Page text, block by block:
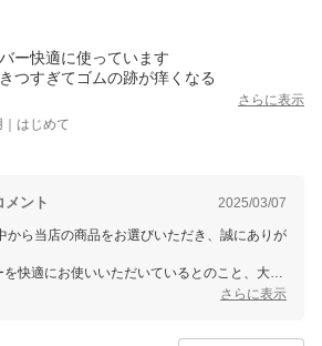
ー快適に使っています
つすぎてゴムの跡が痒くなる
さらに表示
はじめて
メント 2025/03/07
から当店の商品をお選びいただき、誠にありが
快適にお使いいただいているとのこと、大変
さらに表示